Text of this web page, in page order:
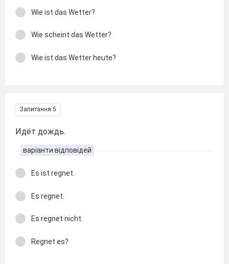
Wie ist das Wetter?
Wie scheint das Wetter?
Wie ist das Wetter heute?
Запитання 5
Идёт дождь.
варіанти відповідей
Es ist regnet.
Es regnet.
Es regnet nicht.
Regnet es?